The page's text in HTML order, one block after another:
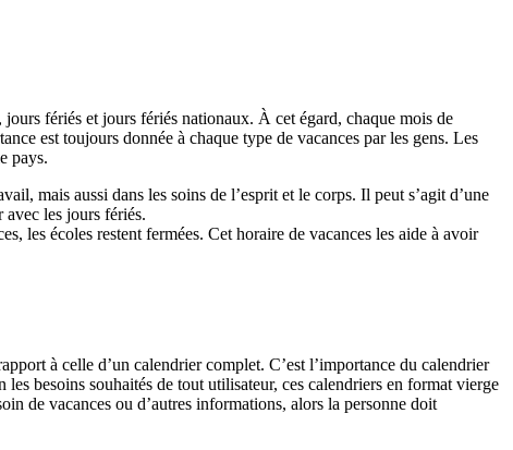
fériés et jours fériés nationaux. À cet égard, chaque mois de
est toujours donnée à chaque type de vacances par les gens. Les
pays.
mais aussi dans les soins de l’esprit et le corps. Il peut s’agit d’une
avec les jours fériés.
les écoles restent fermées. Cet horaire de vacances les aide à avoir
à celle d’un calendrier complet. C’est l’importance du calendrier
besoins souhaités de tout utilisateur, ces calendriers en format vierge
de vacances ou d’autres informations, alors la personne doit